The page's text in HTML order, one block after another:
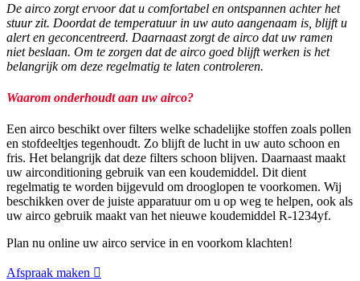
De airco zorgt ervoor dat u comfortabel en ontspannen achter het
stuur zit. Doordat de temperatuur in uw auto aangenaam is, blijft u
alert en geconcentreerd. Daarnaast zorgt de airco dat uw ramen
niet beslaan. Om te zorgen dat de airco goed blijft werken is het
belangrijk om deze regelmatig te laten controleren.
Waarom onderhoudt aan uw airco?
Een airco beschikt over filters welke schadelijke stoffen zoals pollen
en stofdeeltjes tegenhoudt. Zo blijft de lucht in uw auto schoon en
fris. Het belangrijk dat deze filters schoon blijven. Daarnaast maakt
uw airconditioning gebruik van een koudemiddel. Dit dient
regelmatig te worden bijgevuld om drooglopen te voorkomen. Wij
beschikken over de juiste apparatuur om u op weg te helpen, ook als
uw airco gebruik maakt van het nieuwe koudemiddel R-1234yf.
Plan nu online uw airco service in en voorkom klachten!
Afspraak maken